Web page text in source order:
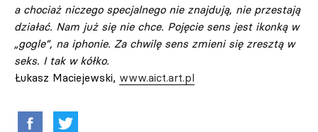
a chociaż niczego specjalnego nie znajdują, nie przestają
działać. Nam już się nie chce. Pojęcie sens jest ikonką w
„gogle”, na iphonie. Za chwilę sens zmieni się zresztą w
seks. I tak w kółko.
Łukasz Maciejewski, www.aict.art.pl